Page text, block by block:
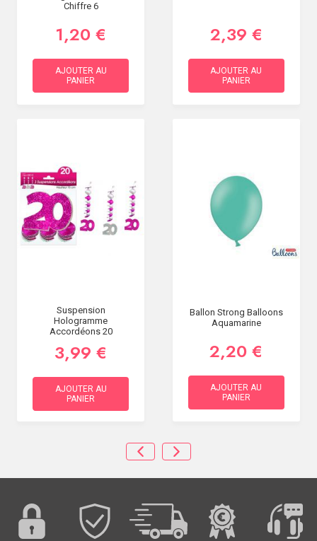
Chiffre 6
1,20 €
AJOUTER AU
PANIER
2,39 €
AJOUTER AU
PANIER
Suspension
Hologramme
Accordéons 20
3,99 €
AJOUTER AU
PANIER
Ballon Strong Balloons
Aquamarine
2,20 €
AJOUTER AU
PANIER